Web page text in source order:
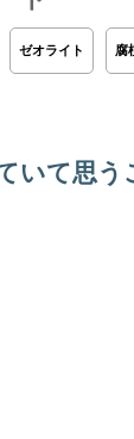
ゼオライト 腐
いて思う